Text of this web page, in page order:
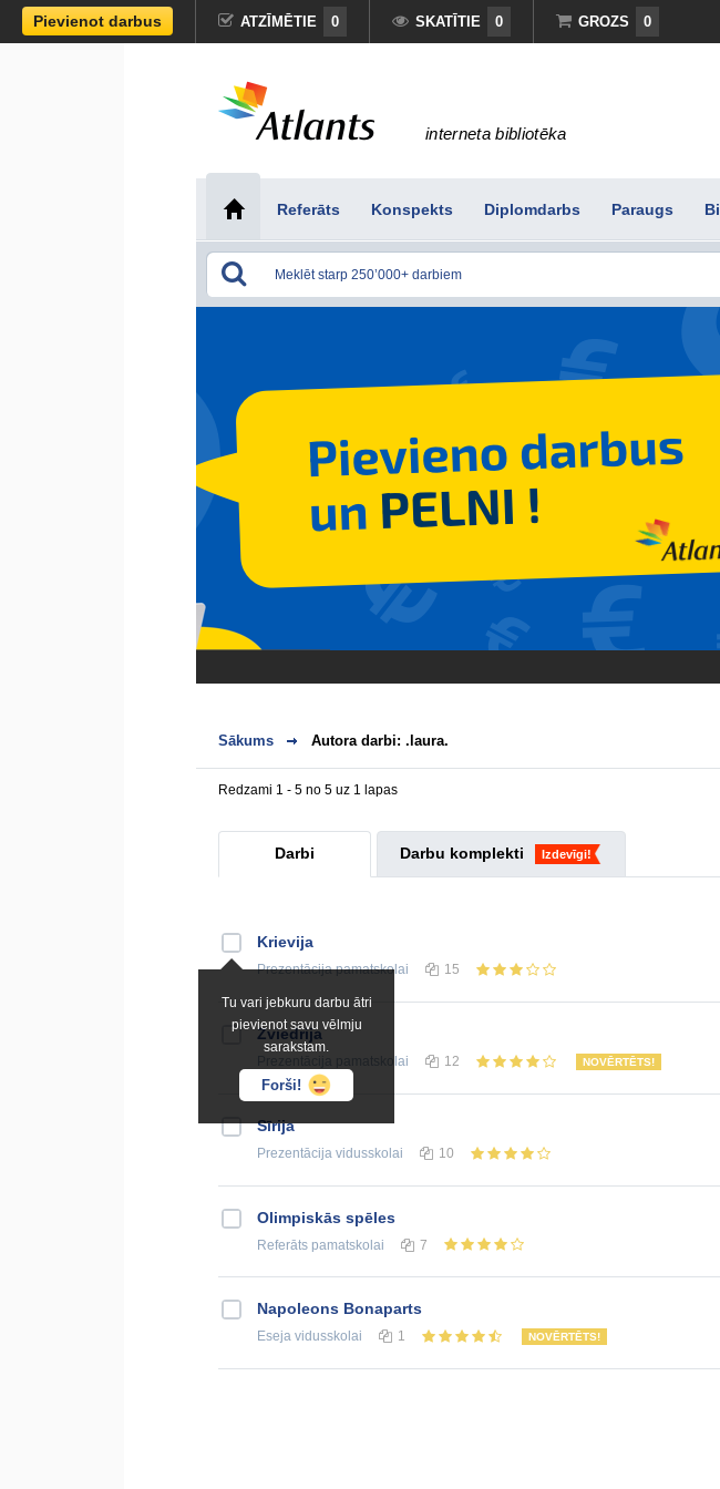
Pievienot darbus ATZĪMĒTIE 0 SKATĪTIE 0 GROZS 0
interneta bibliotēka
Referāts Konspekts Diplomdarbs Paraugs
Sākums Autora darbi: .laura.
Redzami 1 - 5 no 5 uz 1 lapas
Darbi Darbu komplekti Izdevīgi!
Tu vari jebkuru darbu ātri
pievienot savu vēlmju
sarakstam.
Forši!
Krievija
Prezentācijapamatskolai 15
Zviedrija
pamatskolai 12 NOVĒRTĒTS!
Sīrija
Prezentācija vidusskolai 10
Olimpiskās spēles
Referāts pamatskolai 7
Napoleons Bonaparts
Eseja vidusskolai 1 NOVĒRTĒTS!